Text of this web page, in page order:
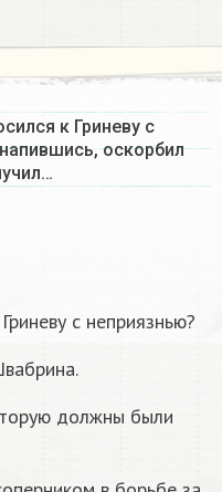
к Гриневу с
оскорбил
с неприязнью?
должны были